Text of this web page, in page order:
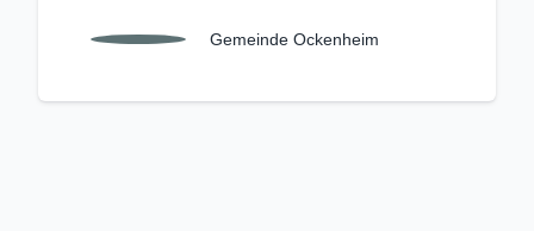
Gemeinde Ockenheim